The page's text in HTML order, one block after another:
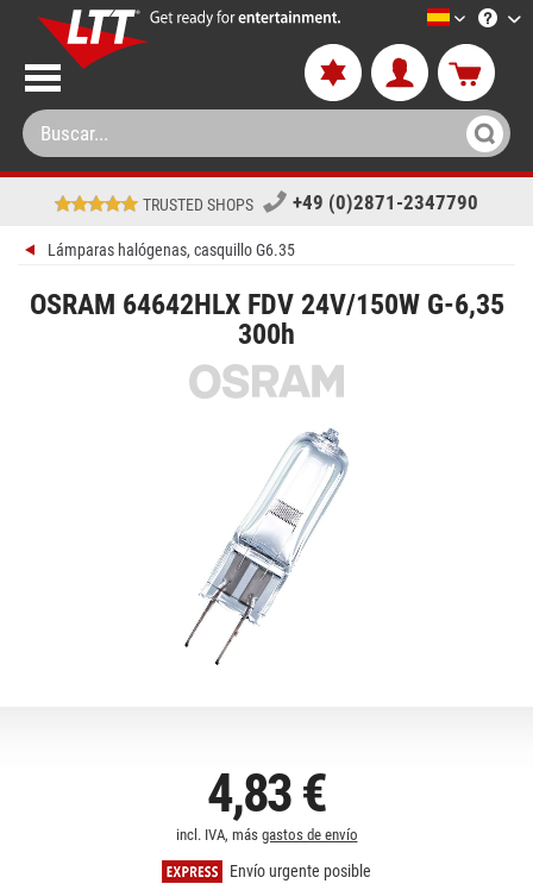
LTT-
TRUSTED SHOPS +49 (0)2871-2347790
Lámparas halógenas, casquillo G6.35
OSRAM 64642HLX FDV 24V/150W G-6,35
300h
4,83 €
incl. IVA, más gastos de envío
Envío urgente posible